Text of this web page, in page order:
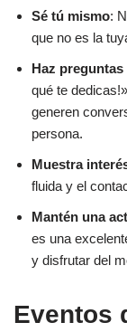
Sé tú mismo:
que no es la
Haz
qué te
generen
persona.
Muestra
fluida y el
Mantén una
es una
y disfrutar del
Eventos